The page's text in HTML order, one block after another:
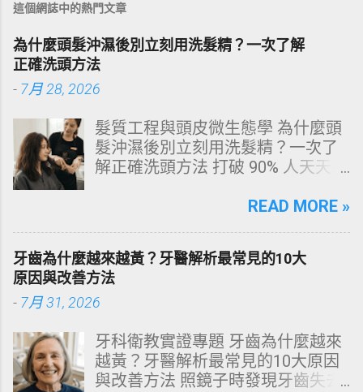
這個網誌中的熱門文章
為什麼頭髮沖濕後別立刻用洗髮精？一次了解
正確洗頭方法
- 7月 28, 2026
髮質工程與頭皮微生態學 為什麼頭
髮沖濕後別立刻用洗髮精？一次了
解正確洗頭方法 打破 90% 人天天在
構化思維，拆解頭皮清潔的物理與
天天洗頭，頭皮卻依然半天就出
油、發癢，甚至掉髮嚴重？ 絕大多
數人的頭皮問題，並不是洗髮精買
了」。當你蓮蓬頭剛淋濕頭髮，下
一秒就把濃縮洗髮精直接抹在頭皮
上時，你已經親手觸發了一連串破
READ MORE »
牙齒為什麼越來越黃？牙醫解析最常見的10大
原因與改善方法
- 7月 31, 2026
牙科衛教實證專題 牙齒為什麼越來
越黃？牙醫解析最常見的10大原因
與改善方法 照鏡子時發現牙齒失去